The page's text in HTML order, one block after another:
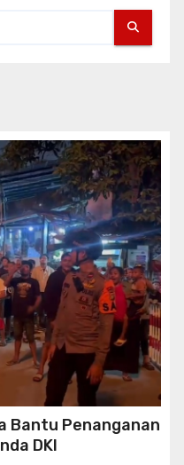
Bantu Penanganan
DKI